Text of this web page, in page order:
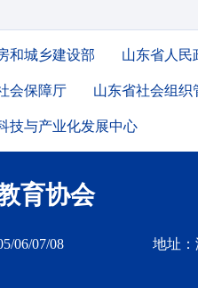
和城乡建设部 山东省人民
会保障厅 山东省社会组织
技与产业化发展中心
育协会
06/07/08 地址